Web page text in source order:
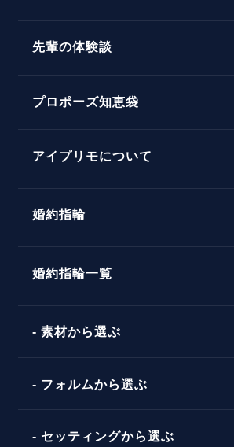
プロポーズアイテム
パーフェクトプロポーズリング
婚約指輪マッチング診断
先輩の体験談
プロポーズ知恵袋
ダイヤモンドの品質とは？
タイミング
アイプリモについて
婚約指輪
婚約指輪一覧
素材から選ぶ
フォルムから選ぶ
ストレートライン
セッティングから選ぶ